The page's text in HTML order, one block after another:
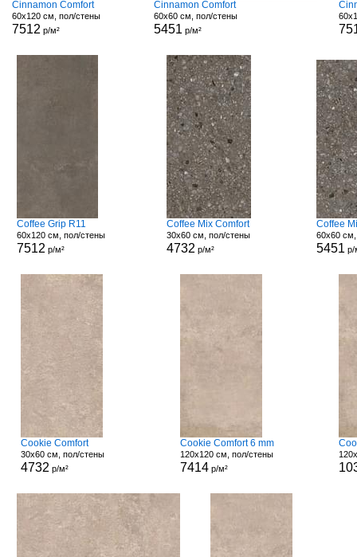
Cinnamon Comfort
60x120 см, пол/стены
7512 р/м²
Cinnamon Comfort
60x60 см, пол/стены
5451 р/м²
Coffee Grip R11
60x120 см, пол/стены
7512 р/м²
Coffee Mix Comfort
30x60 см, пол/стены
4732 р/м²
Coffee
60x60
5451 р/
Cookie Comfort
30x60 см, пол/стены
4732 р/м²
Cookie Comfort 6 mm
120x120 см, пол/стены
7414р/м²